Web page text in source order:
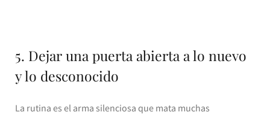
5. Dejar una puerta abierta a lo nuevo
y lo desconocido
La rutina es el arma silenciosa que mata muchas